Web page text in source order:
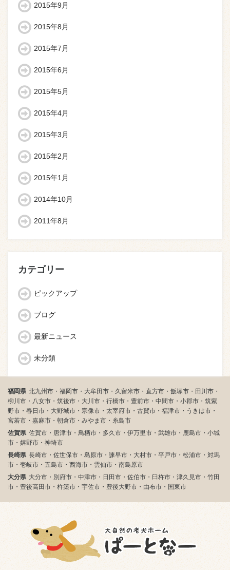
2015年9月
2015年8月
2015年7月
2015年6月
2015年5月
2015年4月
2015年3月
2015年2月
2015年1月
2014年10月
2011年8月
カテゴリー
ピックアップ
ブログ
最新ニュース
未分類
福岡県 北九州市・福岡市・大牟田市・久留米市・直方市・飯塚市・田川市・
柳川市・八女市・筑後市・大川市・行橋市・豊前市・中間市・小郡市・筑紫
野市・春日市・大野城市・宗像市・太宰府市・古賀市・福津市・うきは市・
宮若市・嘉麻市・朝倉市・みやま市・糸島市
佐賀県 佐賀市・唐津市・鳥栖市・多久市・伊万里市・武雄市・鹿島市・小城
市・嬉野市・神埼市
長崎県 長崎市・佐世保市・島原市・諫早市・大村市・平戸市・松浦市・対馬
市・壱岐市・五島市・西海市・雲仙市・南島原市
大分県 大分市・別府市・中津市・日田市・佐伯市・臼杵市・津久見市・竹田
市・豊後高田市・杵築市・宇佐市・豊後大野市・由布市・国東市